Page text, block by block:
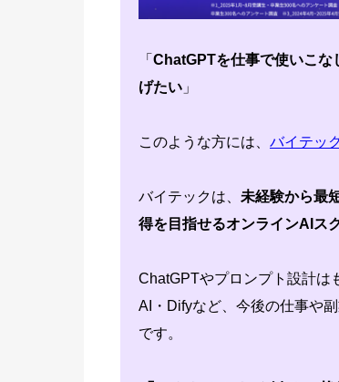
「 ChatGPTを仕事で使いこな
げたい 」
このような方には、 バイテッ
バイテックは、 未経験から最
得を目指せるオンラインAIス
ChatGPTやプロンプト設計は
AI・Difyなど、今後の仕事や
です。